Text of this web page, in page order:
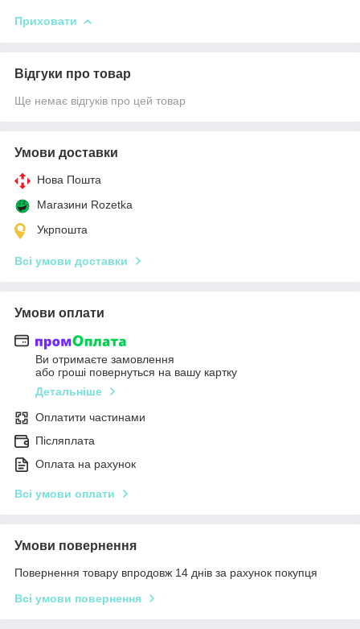
Приховати
Відгуки про товар
Ще немає відгуків про цей товар
Умови доставки
Нова Пошта
Магазини Rozetka
Укрпошта
Всі умови доставки
Умови оплати
Ви отримаєте замовлення
або гроші повернуться на вашу картку
Детальніше
Оплатити частинами
Післяплата
Оплата на рахунок
Всі умови оплати
Умови повернення
Повернення товару впродовж 14 днів за рахунок покупця
Всі умови повернення